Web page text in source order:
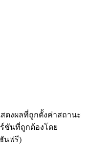
ดงผลที่ถูกตั้งค่าสถานะ
ร์ชันที่ถูกต้องโดย
นฟรี)